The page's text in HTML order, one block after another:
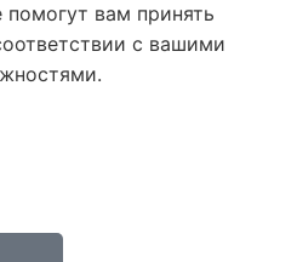
помогут вам принять
с вашими